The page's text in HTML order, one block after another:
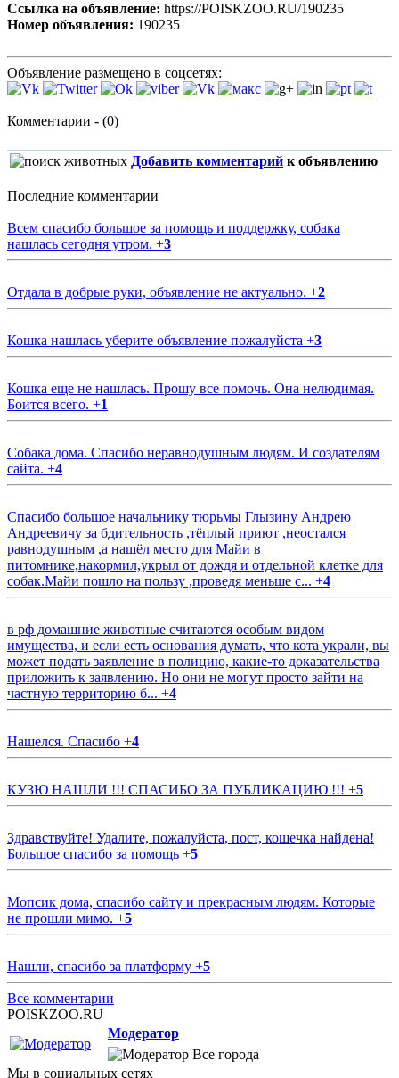
Ссылка на объявление: https://POISKZOO.RU/190235
Номер объявления: 190235
Объявление размещено в соцсетях:
Комментарии - (0)
Добавить комментарий к объявлению
Последние комментарии
Всем спасибо большое за помощь и поддержку, собака
нашлась сегодня утром. +3
Отдала в добрые руки, объявление не актуально. +2
Кошка нашлась уберите объявление пожалуйста +3
Кошка еще не нашлась. Прошу все помочь. Она нелюдимая.
Боится всего. +1
Собака дома. Спасибо неравнодушным людям. И создателям
сайта. +4
Спасибо большое начальнику тюрьмы Глызину Андрею
Андреевичу за бдительность ,тёплый приют ,неостался
равнодушным ,а нашёл место для Майи в
питомнике,накормил,укрыл от дождя и отдельной клетке для
собак.Майи пошло на пользу ,проведя меньше с... +4
в рф домашние животные считаются особым видом
имущества, и если есть основания думать, что кота украли, вы
может подать заявление в полицию, какие-то доказательства
приложить к заявлению. Но они не могут просто зайти на
частную территорию б... +4
Нашелся. Спасибо +4
КУЗЮ НАШЛИ !!! СПАСИБО ЗА ПУБЛИКАЦИЮ !!! +5
Здравствуйте! Удалите, пожалуйста, пост, кошечка найдена!
Большое спасибо за помощь +5
Мопсик дома, спасибо сайту и прекрасным людям. Которые
не прошли мимо. +5
Нашли, спасибо за платформу +5
Все комментарии
POISKZOO.RU
Модератор
Все города
Мы в социальных сетях